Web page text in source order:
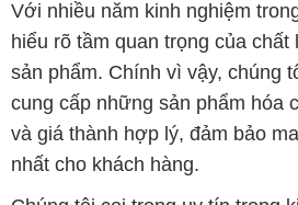
Với nhiều năm kinh nghiệm
hiểu rõ tầm quan trọng của
sản phẩm. Chính vì vậy, chúng
cung cấp những sản phẩm hóa
và giá thành hợp lý, đảm bảo
nhất cho khách hàng.